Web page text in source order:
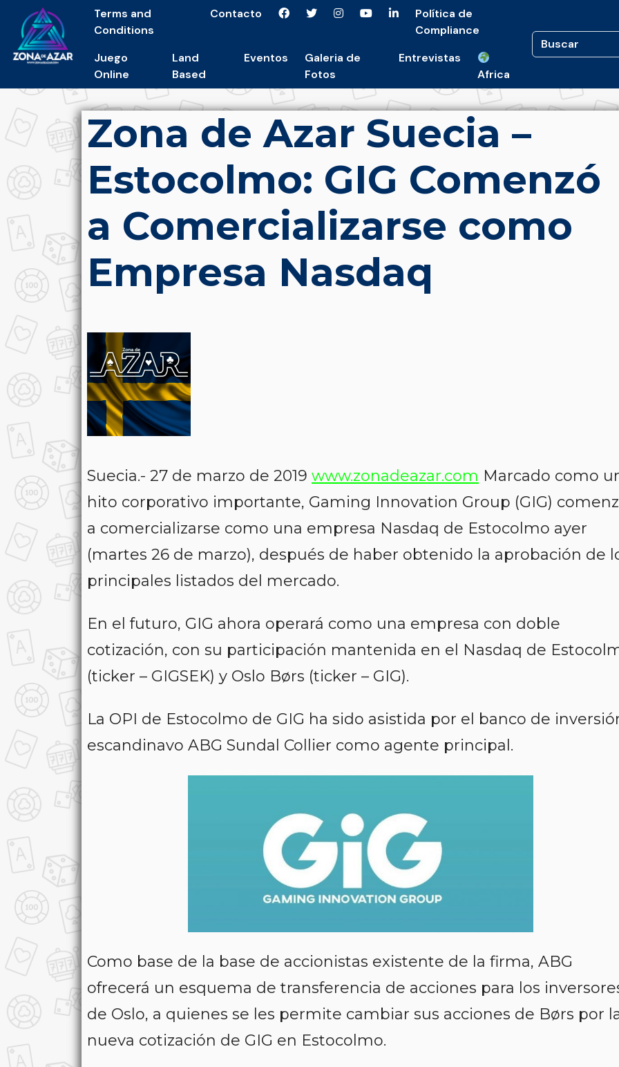
Terms and
Conditions
Contacto
Política de
Compliance
Juego
Online
Land
Based
Eventos
Galeria de
Fotos
Entrevistas
Africa
Zona de Azar Suecia –
Estocolmo: GIG Comenzó
a Comercializarse como
Empresa Nasdaq
Suecia.- 27 de marzo de 2019 www.zonadeazar.com Marcado como
hito corporativo importante, Gaming Innovation Group (GIG)
a comercializarse como una empresa Nasdaq de Estocolmo ayer
(martes 26 de marzo), después de haber obtenido la aprobación de
principales listados del mercado.
En el futuro, GIG ahora operará como una empresa con doble
cotización, con su participación mantenida en el Nasdaq de
(ticker – GIGSEK) y Oslo Børs (ticker – GIG).
La OPI de Estocolmo de GIG ha sido asistida por el banco de
escandinavo ABG Sundal Collier como agente principal.
Como base de la base de accionistas existente de la firma, ABG
ofrecerá un esquema de transferencia de acciones para los
de Oslo, a quienes se les permite cambiar sus acciones de Børs por
nueva cotización de GIG en Estocolmo.